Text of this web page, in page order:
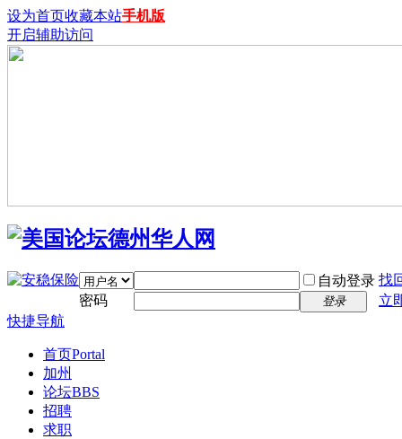
设为首页收藏本站手机版
开启辅助访问
自动登录 找
密码
登录
立
快捷导航
首页Portal
加州
论坛BBS
招聘
求职